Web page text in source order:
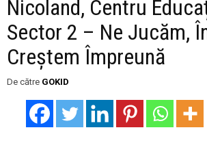
Nicoland, Centru
Sector 2 – Ne Jucăm,
Creștem Împreună
De către GOKID